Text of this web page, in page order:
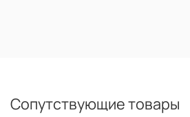
Сопутствующие товары